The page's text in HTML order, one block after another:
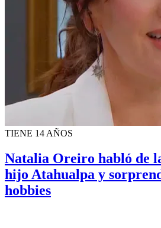
TIENE 14 AÑOS
Natalia Oreiro habló de
hijo Atahualpa y
hobbies